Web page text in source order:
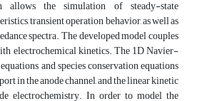
allows the simulation of steady-state
transient operation behavior, as well as
spectra. The developed model couples
electrochemical kinetics. The 1D Navier-
and species conservation equations
in the anode channel, and the linear kinetic
electrochemistry. In order to model the